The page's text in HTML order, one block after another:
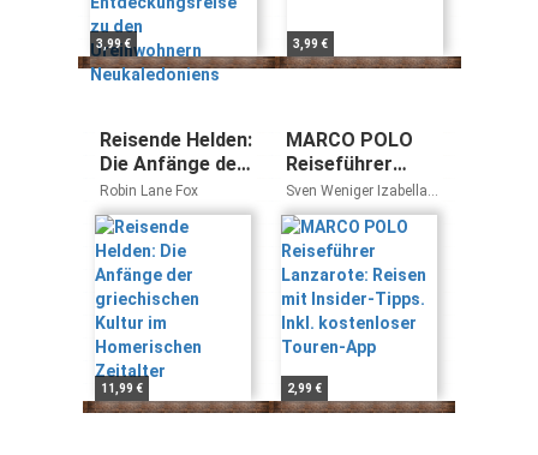
3,99 € 3,99 €
Reisende Helden:
Die Anfänge der
griechischen
Kultur im
Homerischen
Zeitalter
Robin Lane Fox
11,99 €
MARCO POLO
Reiseführer
Lanzarote:
Reisen mit
Insider-Tipps.
Inkl. kostenloser
Touren-App
Sven Weniger Izabella
Gawin
2,99 €